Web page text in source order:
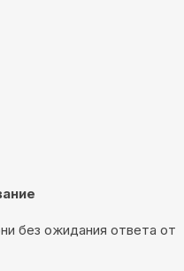
без ожидания ответа от